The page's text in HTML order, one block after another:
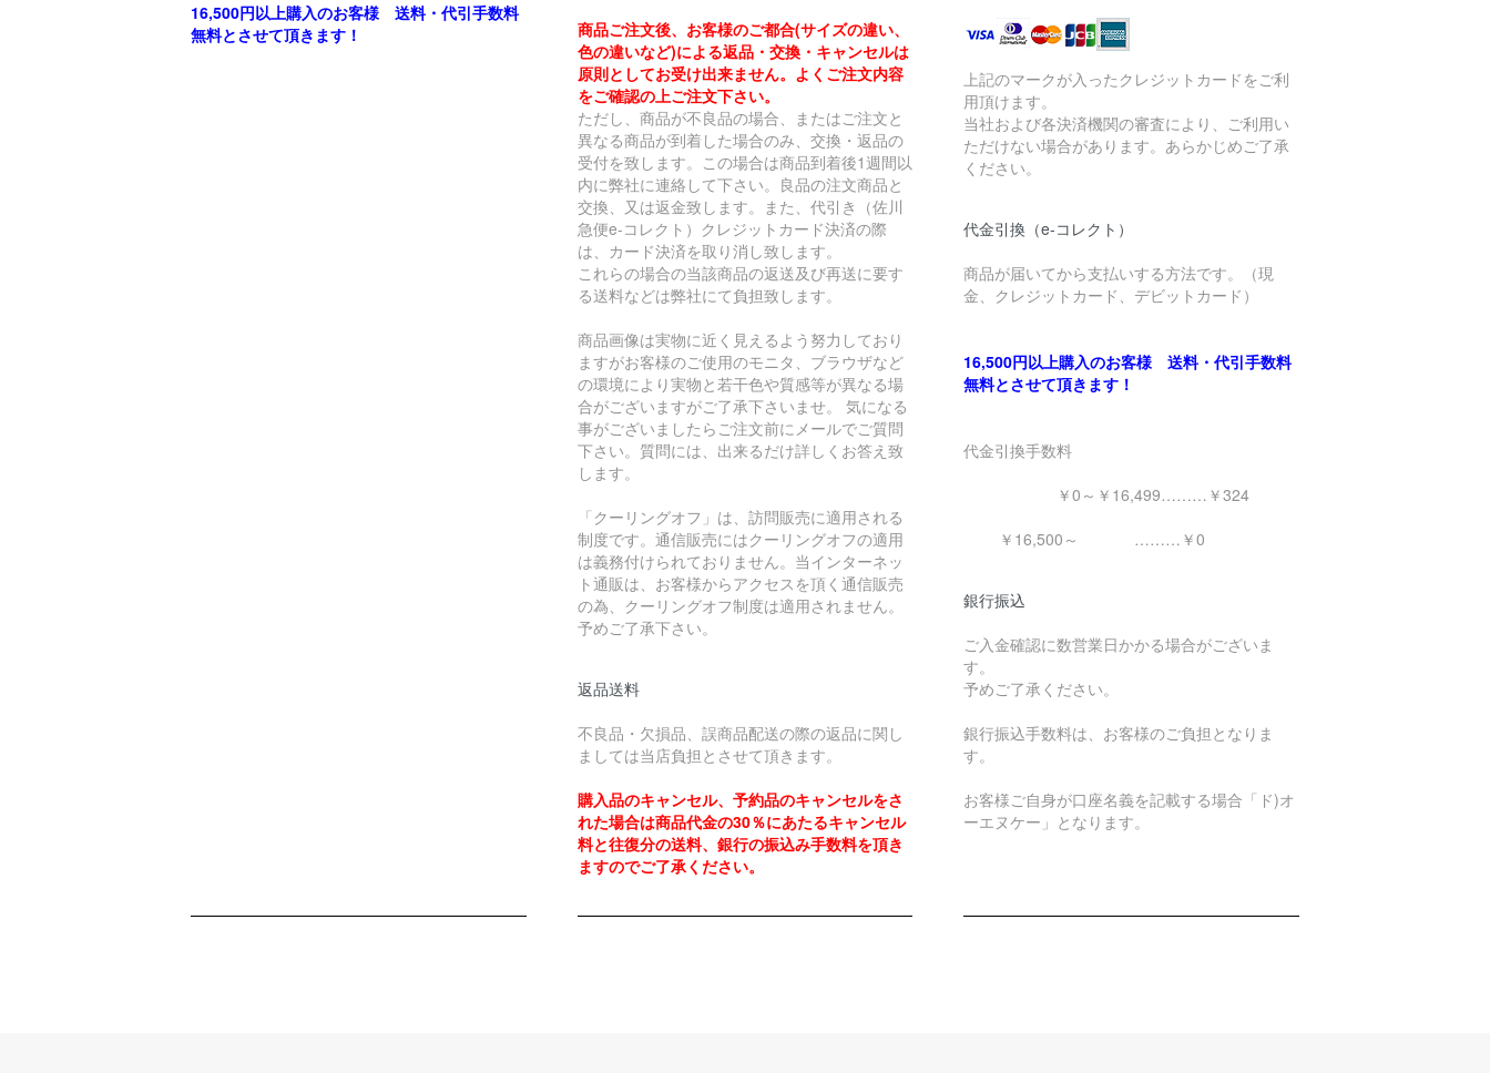
16,500円以上購入のお客様 送料・代引手数料
無料とさせて頂きます！
商品ご注文後、お客様のご都合(サイズの違い、
色の違いなど)による返品・交換・キャンセルは
原則としてお受け出来ません。よくご注文内容
をご確認の上ご注文下さい。
ただし、商品が不良品の場合、またはご注文と
異なる商品が到着した場合のみ、交換・返品の
受付を致します。この場合は商品到着後1週間以
内に弊社に連絡して下さい。良品の注文商品と
交換、又は返金致します。また、代引き（佐川
急便e-コレクト）クレジットカード決済の際
は、カード決済を取り消し致します。
これらの場合の当該商品の返送及び再送に要す
る送料などは弊社にて負担致します。
商品画像は実物に近く見えるよう努力しており
ますがお客様のご使用のモニタ、ブラウザなど
の環境により実物と若干色や質感等が異なる場
合がございますがご了承下さいませ。 気になる
事がございましたらご注文前にメールでご質問
下さい。質問には、出来るだけ詳しくお答え致
します。
「クーリングオフ」は、訪問販売に適用される
制度です。通信販売にはクーリングオフの適用
は義務付けられておりません。当インターネッ
ト通販は、お客様からアクセスを頂く通信販売
の為、クーリングオフ制度は適用されません。
予めご了承下さい。
返品送料
不良品・欠損品、誤商品配送の際の返品に関し
ましては当店負担とさせて頂きます。
購入品のキャンセル、予約品のキャンセルをさ
れた場合は商品代金の30％にあたるキャンセル
料と往復分の送料、銀行の振込み手数料を頂き
ますのでご了承ください。
上記のマークが入ったクレジットカードをご利
用頂けます。
当社および各決済機関の審査により、ご利用い
ただけない場合があります。あらかじめご了承
ください。
代金引換（e-コレクト）
商品が届いてから支払いする方法です。（現
金、クレジットカード、デビットカード）
16,500円以上購入のお客様 送料・代引手数料
無料とさせて頂きます！
代金引換手数料
￥0～￥16,499………￥324
￥16,500～ ………￥0
銀行振込
ご入金確認に数営業日かかる場合がございま
す。
予めご了承ください。
銀行振込手数料は、お客様のご負担となりま
す。
お客様ご自身が口座名義を記載する場合「ド)オ
ーエヌケー」となります。